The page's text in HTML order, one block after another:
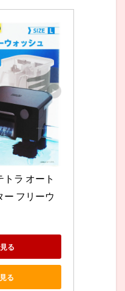
トラ オート
ー フリーウ
る
る